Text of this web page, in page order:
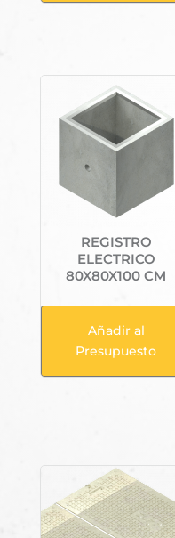
REGISTRO
ELECTRICO
80X80X100 CM
Añadir al
Presupuesto